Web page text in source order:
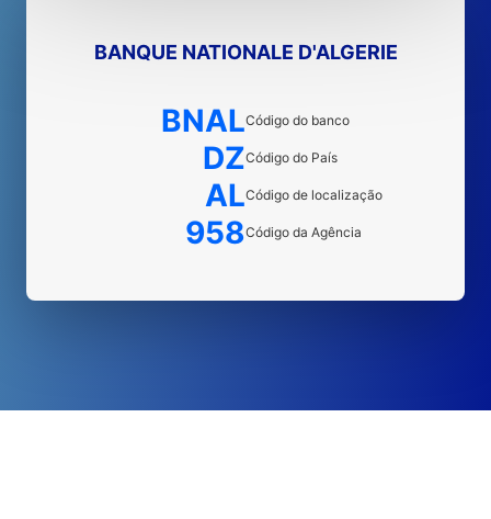
BANQUE NATIONALE D'ALGERIE
BNALCódigo do banco
DZCódigo do País
ALCódigo de localização
958Código da Agência